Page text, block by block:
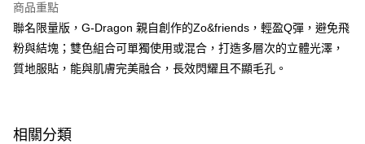
送貨方式
順豐自助櫃 - 確認發貨後1-3個工作天送達
每筆HK$65.00，滿HK$300.00或以上免運費
每筆HK$65.00，滿HK$300.00或以上免運費
商品重點
聯名限量版，G-Dragon 親自創作的Zo&friends，輕盈Q彈，避免飛
粉與結塊；雙色組合可單獨使用或混合，打造多層次的立體光澤，
質地服貼，能與肌膚完美融合，長效閃耀且不顯毛孔。
相關分類